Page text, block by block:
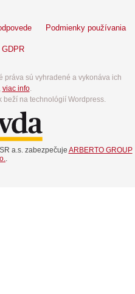
Podmienky používania
GDPR
práva sú vyhradené a vykonáva ich
viac info.
na technológií Wordpress.
a.s. zabezpečuje ARBERTO GROUP